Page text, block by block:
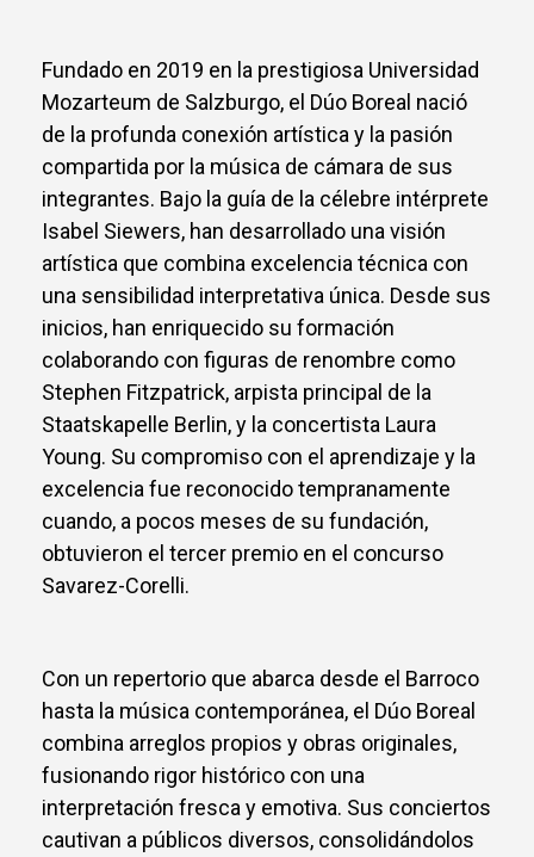
Fundado en 2019 en la prestigiosa Universidad
Mozarteum de Salzburgo, el Dúo Boreal nació
de la profunda conexión artística y la pasión
compartida por la música de cámara de sus
integrantes. Bajo la guía de la célebre intérprete
Isabel Siewers, han desarrollado una visión
artística que combina excelencia técnica con
una sensibilidad interpretativa única. Desde sus
inicios, han enriquecido su formación
colaborando con figuras de renombre como
Stephen Fitzpatrick, arpista principal de la
Staatskapelle Berlin, y la concertista Laura
Young. Su compromiso con el aprendizaje y la
excelencia fue reconocido tempranamente
cuando, a pocos meses de su fundación,
obtuvieron el tercer premio en el concurso
Savarez-Corelli.
Con un repertorio que abarca desde el Barroco
hasta la música contemporánea, el Dúo Boreal
combina arreglos propios y obras originales,
fusionando rigor histórico con una
interpretación fresca y emotiva. Sus conciertos
cautivan a públicos diversos, consolidándolos